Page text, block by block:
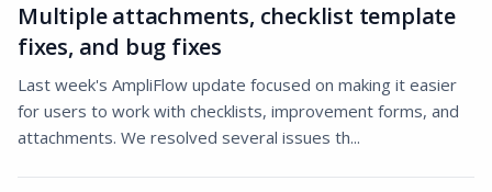
Multiple attachments, checklist template
fixes, and bug fixes
Last week's AmpliFlow update focused on making it easier
for users to work with checklists, improvement forms, and
attachments. We resolved several issues th...